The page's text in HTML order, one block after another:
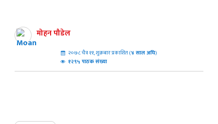
मोहन पौडेल
२०७८ चैत्र ११, शुक्रबार प्रकाशित (४ साल अघि)
१२९५ पाठक संख्या